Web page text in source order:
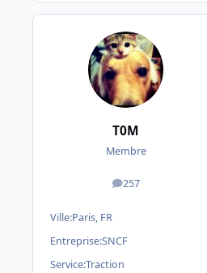
T0M
Membre
257
messages
Ville:Paris, FR
Entreprise:SNCF
Service:Traction